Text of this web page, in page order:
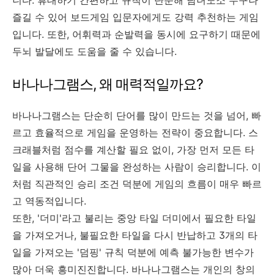
즐길 수 있어 보드게임 입문자에게도 강력 추천하는 게임
입니다. 또한, 어휘력과 순발력을 동시에 요구하기 때문에
두뇌 발달에도 도움을 줄 수 있습니다.
바나나그램스, 왜 매력적일까요?
바나나그램스는 단순히 단어를 많이 만드는 것을 넘어, 빠
르고 효율적으로 게임을 운영하는 전략이 중요합니다. 스
크래블처럼 점수를 계산할 필요 없이, 가장 먼저 모든 타
일을 사용해 단어 그물을 완성하는 사람이 승리합니다. 이
처럼 직관적인 승리 조건 덕분에 게임의 흐름이 매우 빠르
고 역동적입니다.
또한, '더미'라고 불리는 중앙 타일 더미에서 필요한 타일
을 가져오거나, 불필요한 타일을 다시 반납하고 3개의 타
일을 가져오는 '덤핑' 규칙 덕분에 예측 불가능한 변수가
많아 더욱 흥미진진합니다. 바나나그램스는 개인의 창의